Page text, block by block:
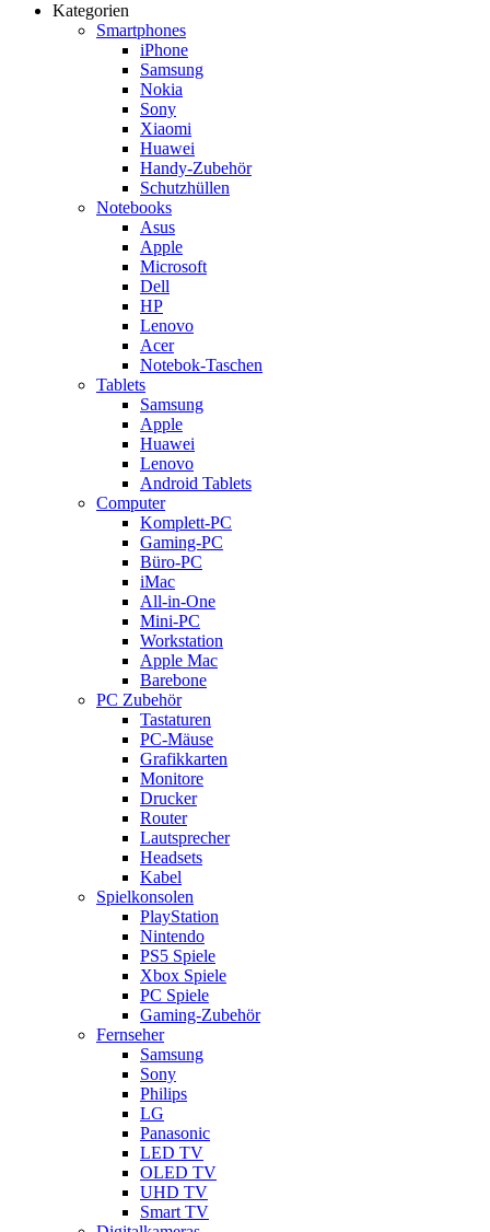
Kategorien
Smartphones
iPhone
Samsung
Nokia
Sony
Xiaomi
Huawei
Handy-Zubehör
Schutzhüllen
Notebooks
Asus
Apple
Microsoft
Dell
HP
Lenovo
Acer
Notebok-Taschen
Tablets
Samsung
Apple
Huawei
Lenovo
Android Tablets
Computer
Komplett-PC
Gaming-PC
Büro-PC
iMac
All-in-One
Mini-PC
Workstation
Apple Mac
Barebone
PC Zubehör
Tastaturen
PC-Mäuse
Grafikkarten
Monitore
Drucker
Router
Lautsprecher
Headsets
Kabel
Spielkonsolen
PlayStation
Nintendo
PS5 Spiele
Xbox Spiele
PC Spiele
Gaming-Zubehör
Fernseher
Samsung
Sony
Philips
LG
Panasonic
LED TV
OLED TV
UHD TV
Smart TV